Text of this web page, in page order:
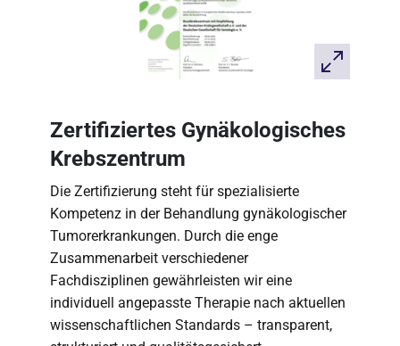
Zertifiziertes Gynäkologisches
Krebszentrum
Die Zertifizierung steht für spezialisierte
Kompetenz in der Behandlung gynäkologischer
Tumorerkrankungen. Durch die enge
Zusammenarbeit verschiedener
Fachdisziplinen gewährleisten wir eine
individuell angepasste Therapie nach aktuellen
wissenschaftlichen Standards – transparent,